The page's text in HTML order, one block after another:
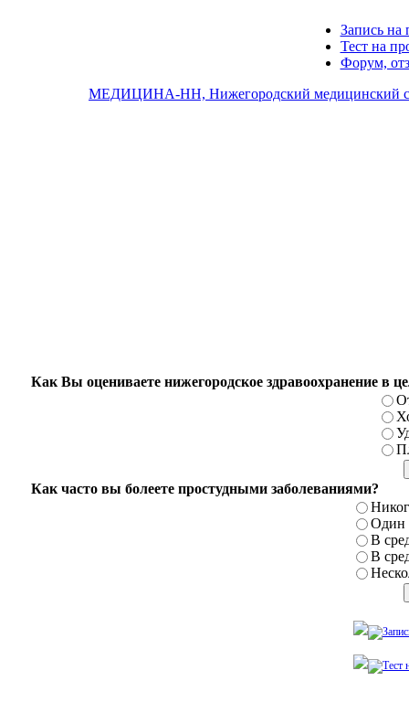
Запись на
Тест на
Форум,
МЕДИЦИНА-НН, Нижегородский медицинский
Как Вы оцениваете нижегородское здравоохранение в
Как часто вы болеете простудными заболеваниями?
Один
В
В